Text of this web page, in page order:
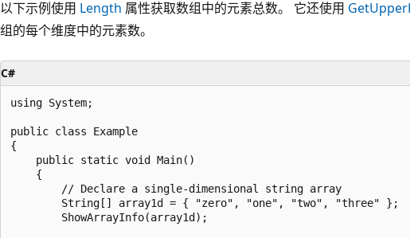
以下示例使用 Length 属性获取数组中的元素总数。 它还使用
组的每个维度中的元素数。
C#
using System;
public class Example
{
    public static void Main()
    {
        // Declare a single-dimensional string array
        String[] array1d = { "zero", "one", "two", "three" };
        ShowArrayInfo(array1d);